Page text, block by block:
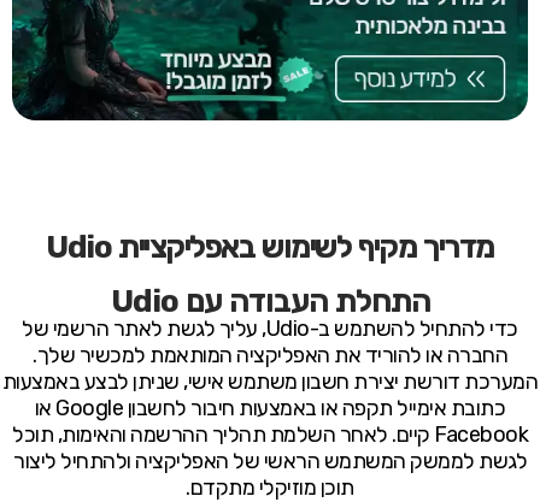
מדריך מקיף לשימוש באפליקציית Udio
התחלת העבודה עם Udio
כדי להתחיל להשתמש ב-Udio, עליך לגשת לאתר הרשמי של
החברה או להוריד את האפליקציה המותאמת למכשיר שלך.
המערכת דורשת יצירת חשבון משתמש אישי, שניתן לבצע באמצעות
כתובת אימייל תקפה או באמצעות חיבור לחשבון Google או
Facebook קיים. לאחר השלמת תהליך ההרשמה והאימות, תוכל
לגשת לממשק המשתמש הראשי של האפליקציה ולהתחיל ליצור
תוכן מוזיקלי מתקדם.